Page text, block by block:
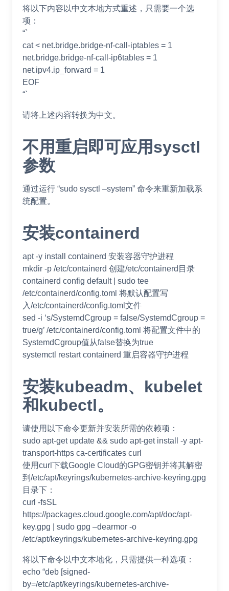
将以下内容以中文本地方式重述，只需要一个选
项：
“`
cat < net.bridge.bridge-nf-call-iptables = 1
net.bridge.bridge-nf-call-ip6tables = 1
net.ipv4.ip_forward = 1
EOF
“`
请将上述内容转换为中文。
不用重启即可应用sysctl
参数
通过运行 “sudo sysctl –system” 命令来重新加载系
统配置。
安装containerd
apt -y install containerd 安装容器守护进程
mkdir -p /etc/containerd 创建/etc/containerd目录
containerd config default | sudo tee
/etc/containerd/config.toml 将默认配置写
入/etc/containerd/config.toml文件
sed -i ‘s/SystemdCgroup = false/SystemdCgroup =
true/g’ /etc/containerd/config.toml 将配置文件中的
SystemdCgroup值从false替换为true
systemctl restart containerd 重启容器守护进程
安装kubeadm、kubelet
和kubectl。
请使用以下命令更新并安装所需的依赖项：
sudo apt-get update && sudo apt-get install -y apt-
transport-https ca-certificates curl
使用curl下载Google Cloud的GPG密钥并将其解密
到/etc/apt/keyrings/kubernetes-archive-keyring.gpg
目录下：
curl -fsSL
https://packages.cloud.google.com/apt/doc/apt-
key.gpg | sudo gpg –dearmor -o
/etc/apt/keyrings/kubernetes-archive-keyring.gpg
将以下命令以中文本地化，只需提供一种选项：
echo “deb [signed-
by=/etc/apt/keyrings/kubernetes-archive-